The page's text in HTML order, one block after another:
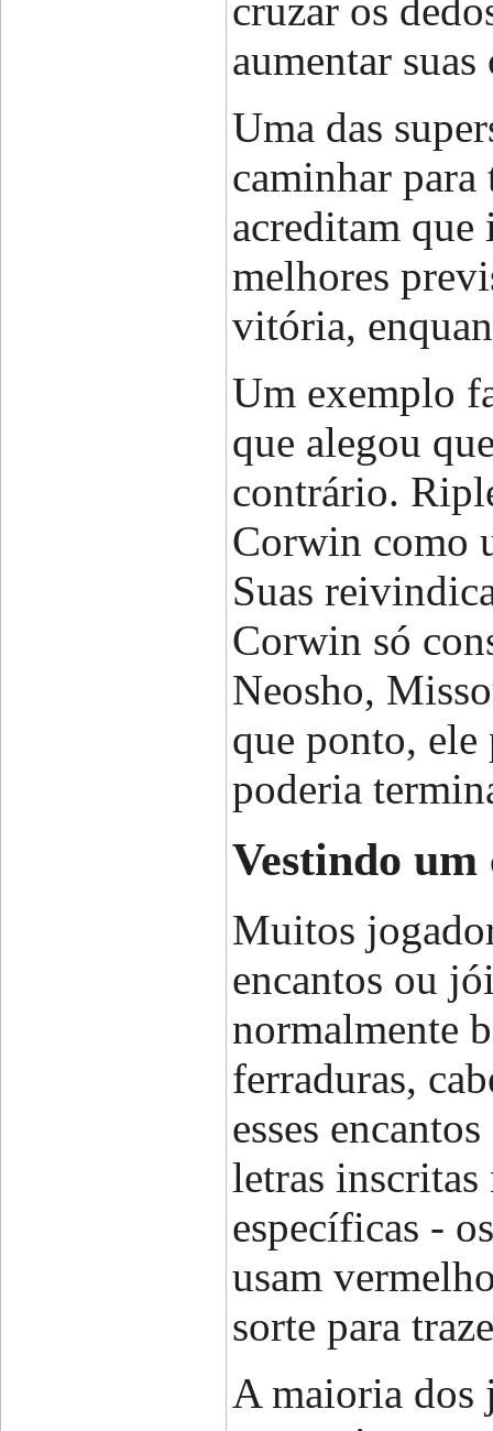
cruzar os
aumentar suas
Uma das
caminhar para
acreditam que
melhores
vitória,
Um exemplo
que alegou
contrário.
Corwin como
Suas
Corwin só
Neosho,
que ponto, ele
poderia
Vestindo
Muitos
encantos ou
normalmente
ferraduras,
esses
letras inscritas
específicas -
usam
sorte para
A maioria dos